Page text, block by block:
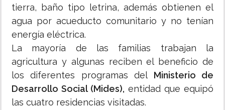
tierra, baño tipo letrina, además obtienen el
agua por acueducto comunitario y no tenían
energía eléctrica.
La mayoría de las familias trabajan la
agricultura y algunas reciben el beneficio de
los diferentes programas del Ministerio de
Desarrollo Social (Mides), entidad que equipó
las cuatro residencias visitadas.